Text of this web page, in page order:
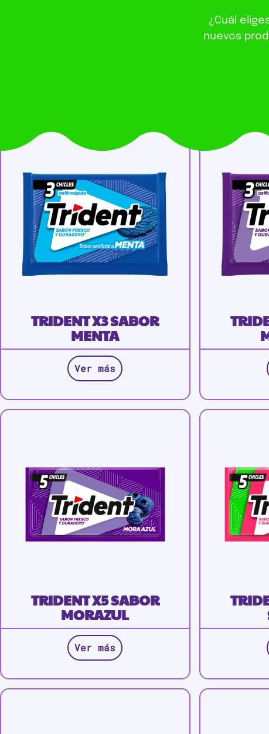
¿Cuál
nuevos
TRIDENT X3 SABOR
MENTA
Ver más
TRIDENT X5 SABOR
MORAZUL
Ver más